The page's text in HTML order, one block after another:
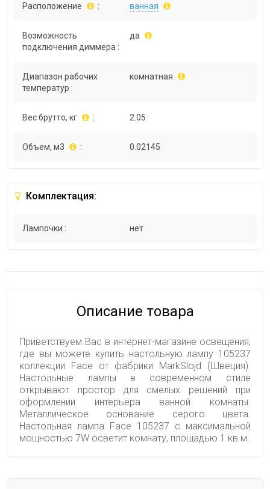
Расположение : ванная
Возможность
подключения диммера :
да
Диапазон рабочих
температур :
комнатная
Вес брутто, кг : 2.05
Объем, м3 : 0.02145
Комплектация:
Лампочки : нет
Описание товара
Приветствуем Вас в интернет-магазине освещения,
где вы можете купить настольную лампу 105237
коллекции Face от фабрики MarkSlojd (Швеция).
Настольные лампы в современном стиле
открывают простор для смелых решений при
оформлении интерьера ванной комнаты.
Металлическое основание серого цвета.
Настольная лампа Face 105237 с максимальной
мощностью 7W осветит комнату, площадью 1 кв.м.